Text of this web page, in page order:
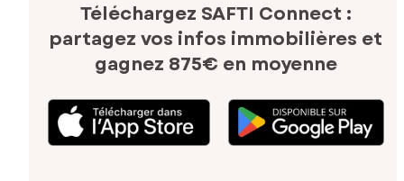
Téléchargez SAFTI Connect :
partagez vos infos immobilières et
gagnez 875€ en moyenne